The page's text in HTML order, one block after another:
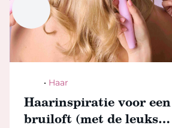
• Haar
Haarinspiratie voor een
bruiloft (met de leukste